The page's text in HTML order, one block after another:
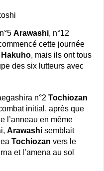
Arawashi, n°12
cette journée
Hakuho, mais ils ont tous
des six lutteurs avec
n°2Tochiozan
initial, après que
l’anneau en même
Arawashi semblait
Tochiozan vers le
et l’amena au sol